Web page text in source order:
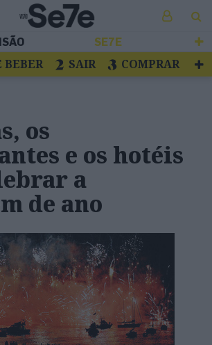
SE7E
BEBER SAIR
COMPRAR
os
e os hotéis
a
de ano